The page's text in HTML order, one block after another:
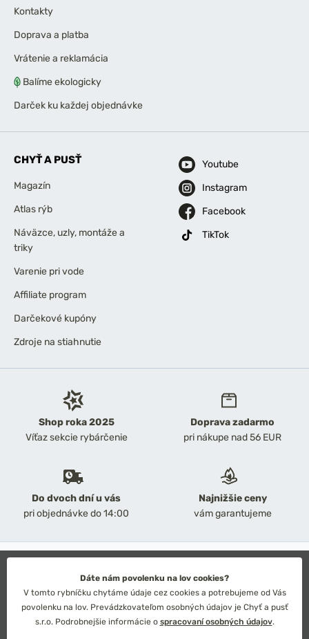
Shop roka 2025
Víťaz sekcie rybárčenie
Doprava zadarmo
pri nákupe nad 56 EUR
Do dvoch dní u vás
pri objednávke do 14:00
Najnižšie ceny
vám garantujeme
Kontakty
Doprava a platba
Vrátenie a reklamácia
Balíme ekologicky
Darček ku každej objednávke
CHYŤ A PUSŤ
Magazín
Atlas rýb
Náväzce, uzly, montáže a
triky
Varenie pri vode
Affiliate program
Darčekové kupóny
Zdroje na stiahnutie
Youtube
Instagram
Facebook
TikTok
Obchodné podmienky
Ochrana osobných údajov
Technické riešenie: Simplia s.r.o.
Strategický dizajn: Petr Široký
Dáte nám povolenku na lov cookies?
V tomto rybníčku chytáme údaje cez cookies a potrebujeme od Vás
povolenku na lov. Prevádzkovateľom osobných údajov je Chyť a pusť
s.r.o. Podrobnejšie informácie o spracovaní osobných údajov.